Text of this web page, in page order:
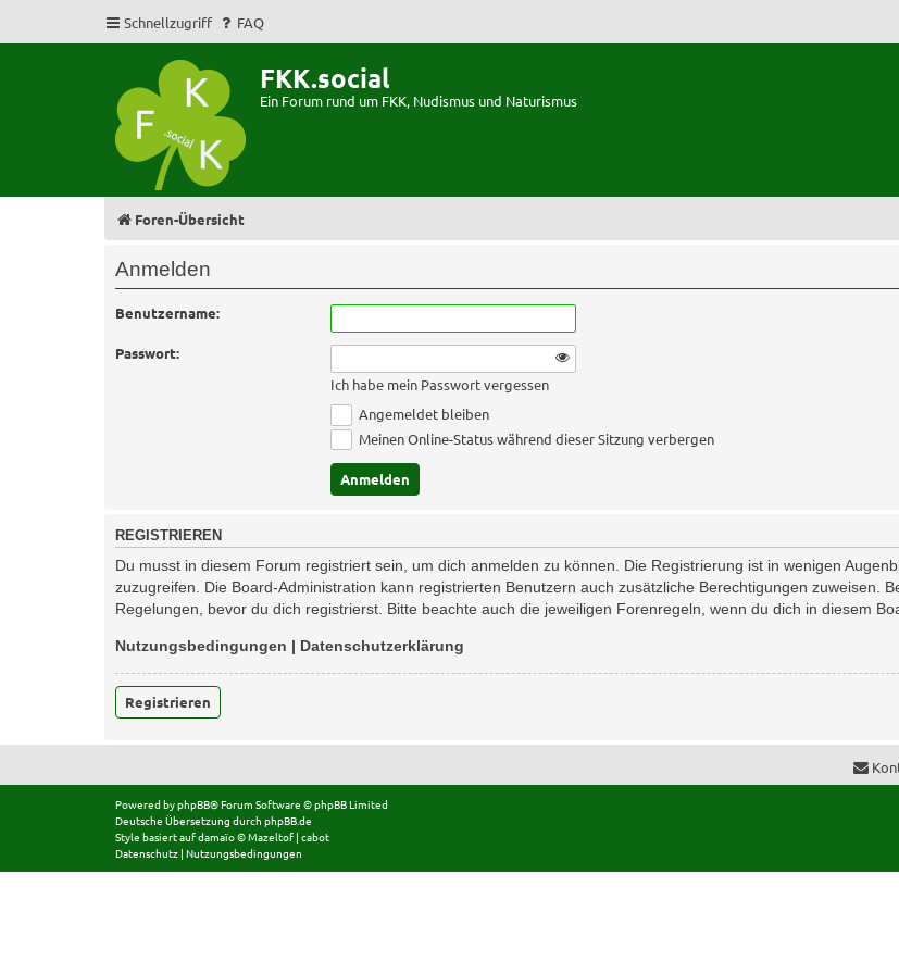
Schnellzugriff FAQ
FKK.social
Ein Forum rund um FKK, Nudismus und Naturismus
Foren-Übersicht
Anmelden
Benutzername:
Passwort:
Ich habe mein Passwort vergessen
Angemeldet bleiben
Meinen Online-Status während dieser Sitzung verbergen
REGISTRIEREN
Du musst in diesem Forum registriert sein, um dich anmelden zu können. Die Registrierung ist in wenigen
zuzugreifen. Die Board-Administration kann registrierten Benutzern auch zusätzliche Berechtigungen zuweisen.
Regelungen, bevor du dich registrierst. Bitte beachte auch die jeweiligen Forenregeln, wenn du dich in diesem
Nutzungsbedingungen | Datenschutzerklärung
Registrieren
Powered byphpBB® Forum Software © phpBB Limited
Deutsche Übersetzung durch phpBB.de
Style basiert aufdamaïo ©Mazeltof | cabot
Datenschutz | Nutzungsbedingungen